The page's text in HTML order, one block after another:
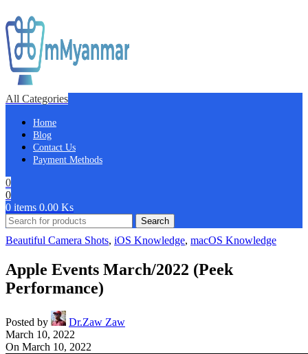
All Categories
Home
Blog
Contact Us
Payment Methods
0
0
0 items 0.00 Ks
Search
Beautiful Camera Shots, iOS Knowledge, macOS Knowledge
Apple Events March/2022 (Peek
Performance)
Posted by
Dr.Zaw Zaw
March 10, 2022
On March 10, 2022